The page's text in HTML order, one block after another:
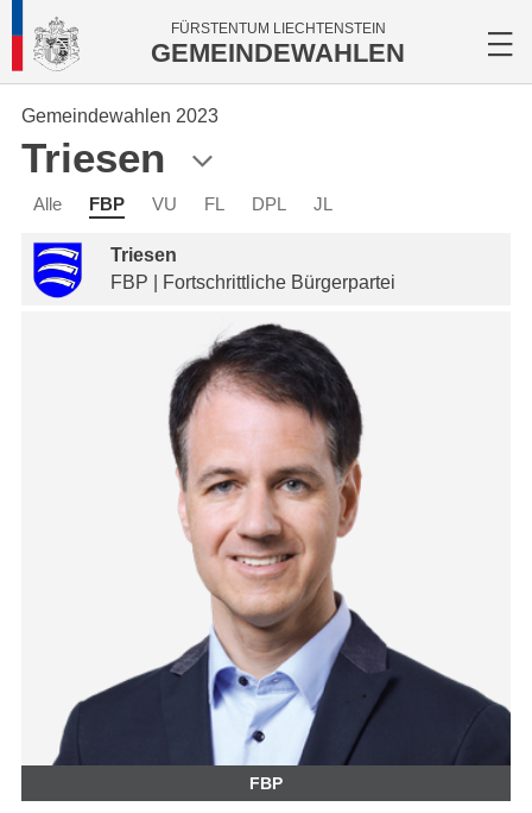
FÜRSTENTUM LIECHTENSTEIN
GEMEINDEWAHLEN
Gemeindewahlen 2023
Triesen
Alle FBP VU FL DPL JL
Triesen
FBP | Fortschrittliche Bürgerpartei
FBP